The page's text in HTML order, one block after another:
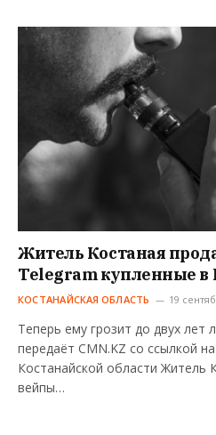
Житель Костаная
Telegram купленные
КОСТАНАЙСКАЯ ОБЛАСТЬ 19
Теперь ему грозит до двух лет
передаёт CMN.KZ со ссылкой
Костанайской области Житель
вейпы…